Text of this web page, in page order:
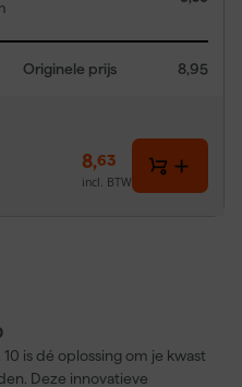
Originele prijs 8,95
8,63
incl. BTW
is dé oplossing om je kwast
Deze innovatieve